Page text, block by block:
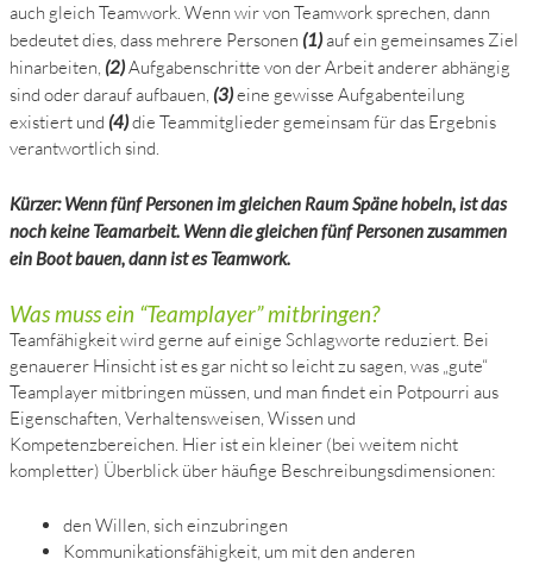
auch gleich Teamwork. Wenn wir von Teamwork sprechen, dann
bedeutet dies, dass mehrere Personen (1)auf ein gemeinsames Ziel
hinarbeiten, (2)Aufgabenschritte von der Arbeit anderer abhängig
sind oder darauf aufbauen, (3)eine gewisse Aufgabenteilung
existiert und (4)die Teammitglieder gemeinsam für das Ergebnis
verantwortlich sind.
Kürzer: Wenn fünf Personen im gleichen Raum Späne hobeln, ist das
noch keine Teamarbeit. Wenn die gleichen fünf Personen zusammen
ein Boot bauen, dann ist es Teamwork.
Was muss ein “Teamplayer” mitbringen?
Teamfähigkeit wird gerne auf einige Schlagworte reduziert. Bei
genauerer Hinsicht ist es gar nicht so leicht zu sagen, was „gute“
Teamplayer mitbringen müssen, und man findet ein Potpourri aus
Eigenschaften, Verhaltensweisen, Wissen und
Kompetenzbereichen. Hier ist ein kleiner (bei weitem nicht
kompletter) Überblick über häufige Beschreibungsdimensionen:
den Willen, sich einzubringen
Kommunikationsfähigkeit, um mit den anderen